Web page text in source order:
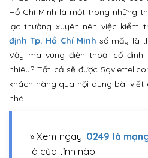
Hồ Chí Minh là một trong những
lạc thường xuyên nên việc kiểm
định Tp. Hồ Chí Minh số mấy là
Vậy mã vùng điện thoại cố
nhiêu? Tất cả sẽ được
khách hàng qua nội dung bài
nhé.
» Xem ngay: 0249 là
là của tỉnh nào